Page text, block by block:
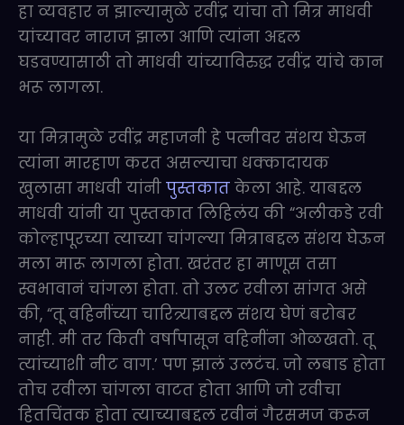
हा व्यवहार न झाल्यामुळे रवींद्र यांचा तो मित्र माधवी
यांच्यावर नाराज झाला आणि त्यांना अद्दल
घडवण्यासाठी तो माधवी यांच्याविरुद्ध रवींद्र यांचे कान
भरू लागला.
या मित्रामुळे रवींद्र महाजनी हे पत्नीवर संशय घेऊन
त्यांना मारहाण करत असल्याचा धक्कादायक
खुलासा माधवी यांनी पुस्तकात केला आहे. याबद्दल
माधवी यांनी या पुस्तकात लिहिलंय की “अलीकडे रवी
कोल्हापूरच्या त्याच्या चांगल्या मित्राबद्दल संशय घेऊन
मला मारू लागला होता. खरंतर हा माणूस तसा
स्वभावानं चांगला होता. तो उलट रवीला सांगत असे
की, “तू वहिनींच्या चारित्र्याबद्दल संशय घेणं बरोबर
नाही. मी तर किती वर्षांपासून वहिनींना ओळखतो. तू
त्यांच्याशी नीट वाग.’ पण झालं उलटंच. जो लबाड होता
तोच रवीला चांगला वाटत होता आणि जो रवीचा
हितचिंतक होता त्याच्याबद्दल रवीनं गैरसमज करून